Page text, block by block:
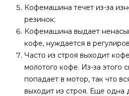
Кофемашина течет из-за
резинок;
Кофемашина выдает
кофе, нуждается в
Часто из строя выходит
молотого кофе. Из-за этого
попадает в мотор, так что
выходит из строя. Еще одна